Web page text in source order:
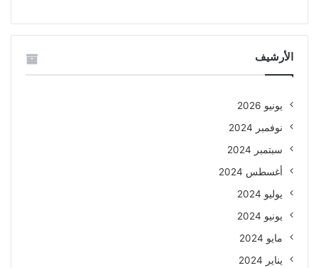
الأرشيف
يونيو 2026
نوفمبر 2024
سبتمبر 2024
أغسطس 2024
يوليو 2024
يونيو 2024
مايو 2024
يناير 2024